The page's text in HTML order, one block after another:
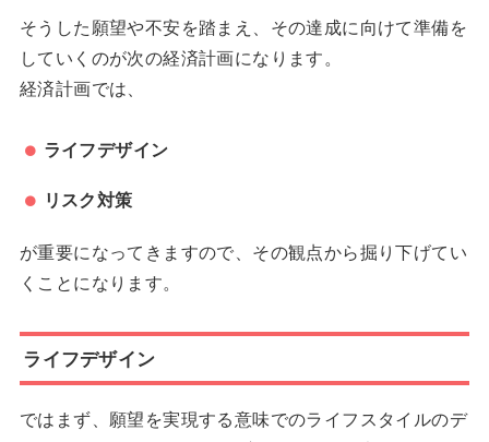
そうした願望や不安を踏まえ、その達成に向けて準備を
していくのが次の経済計画になります。
経済計画では、
ライフデザイン
リスク対策
が重要になってきますので、その観点から掘り下げてい
くことになります。
ライフデザイン
ではまず、願望を実現する意味でのライフスタイルのデ